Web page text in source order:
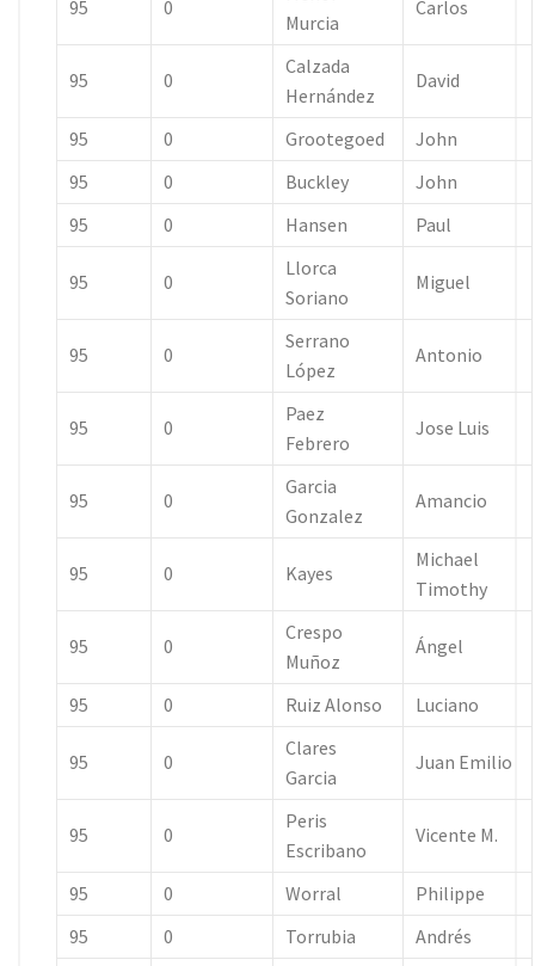
95 0
Murcia
Carlos
95 0
Calzada
Hernández
David
95 0 Grootegoed
John
95
0 Buckley
John
95
0 Hansen Paul
95 0
Llorca
Soriano
Miguel
95 0
Serrano
López
Antonio
95 0
Paez
Febrero
Jose Luis
95 0
Garcia
Gonzalez
Amancio
95 0 Kayes
Michael
Timothy
95 0
Crespo
Muñoz
Ángel
95 0 Ruiz Alonso Luciano
95 0
Clares
Garcia
Juan Emilio
95 0
Peris
Escribano
Vicente M.
95 0 Worral
Philippe
95
0 Torrubia
Andrés